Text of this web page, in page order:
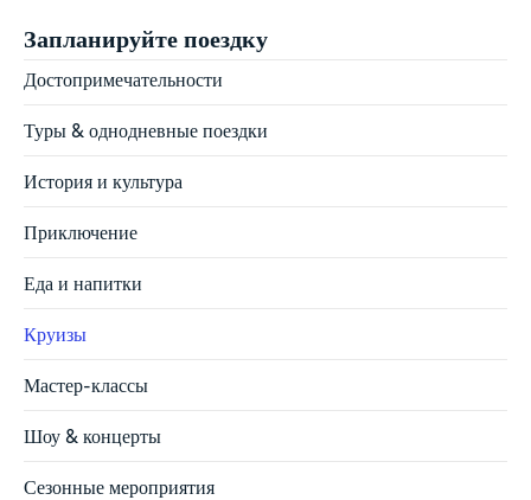
Запланируйте поездку
Достопримечательности
Туры & однодневные поездки
История и культура
Приключение
Еда и напитки
Круизы
Мастер-классы
Шоу & концерты
Сезонные мероприятия